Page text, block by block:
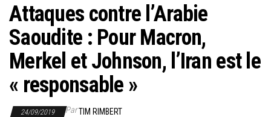
a
Attaques contre l’Arabie
Saoudite : Pour Macron,
Merkel et Johnson, l’Iran est le
« responsable »
24/09/2019 ParTIM RIMBERT